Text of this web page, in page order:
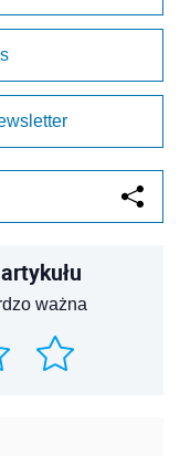
ważna